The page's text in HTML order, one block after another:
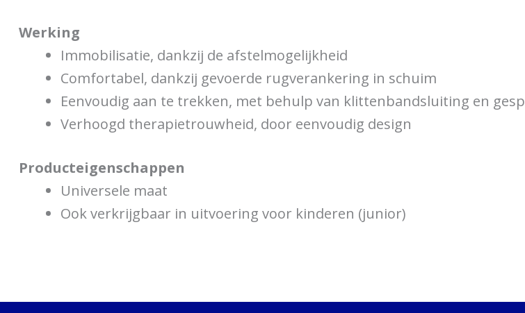
Werking
Immobilisatie, dankzij de afstelmogelijkheid
Comfortabel, dankzij gevoerde rugverankering in schuim
Eenvoudig aan te trekken, met behulp van klittenbandsluiting en gesp
Verhoogd therapietrouwheid, door eenvoudig design
Producteigenschappen
Universele maat
Ook verkrijgbaar in uitvoering voor kinderen (junior)